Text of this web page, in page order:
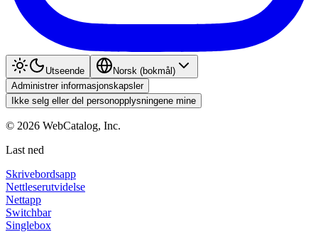
Utseende
Norsk (bokmål)
Administrer informasjonskapsler
Ikke selg eller del personopplysningene mine
© 2026 WebCatalog, Inc.
Last ned
Skrivebordsapp
Nettleserutvidelse
Nettapp
Switchbar
Singlebox